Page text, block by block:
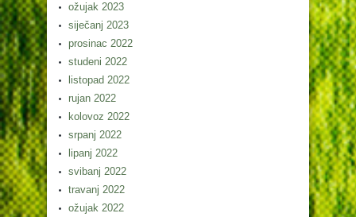
ožujak 2023
siječanj 2023
prosinac 2022
studeni 2022
listopad 2022
rujan 2022
kolovoz 2022
srpanj 2022
lipanj 2022
svibanj 2022
travanj 2022
ožujak 2022